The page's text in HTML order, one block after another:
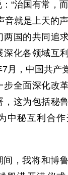
“治国有常，
音就是上天的
两国的共同追
深化各领域互
月，中国共产
步全面深化改
，这为包括秘
中秘互利合
间，我将和博